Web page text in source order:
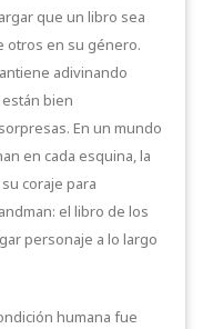
que un libro sea
otros en su género.
adivinando
bien
En un mundo
en cada esquina, la
coraje para
el libro de los
personaje a lo largo
humana fue